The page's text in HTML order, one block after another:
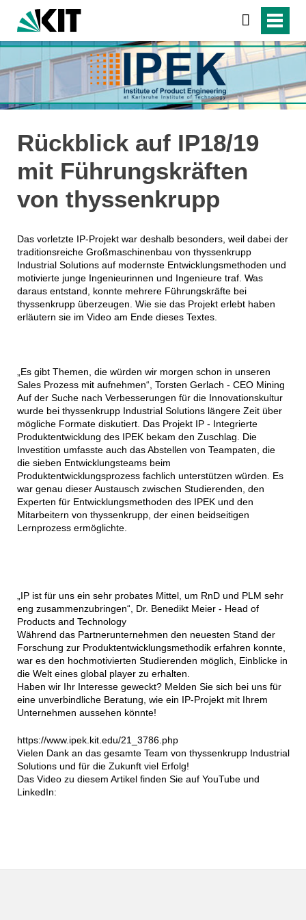
Rückblick auf IP18/19
mit Führungskräften
von thyssenkrupp
Das vorletzte IP-Projekt war deshalb besonders, weil dabei der
traditionsreiche Großmaschinenbau von thyssenkrupp
Industrial Solutions auf modernste Entwicklungsmethoden und
motivierte junge Ingenieurinnen und Ingenieure traf. Was
daraus entstand, konnte mehrere Führungskräfte bei
thyssenkrupp überzeugen. Wie sie das Projekt erlebt haben
erläutern sie im Video am Ende dieses Textes.
„Es gibt Themen, die würden wir morgen schon in unseren
Sales Prozess mit aufnehmen“, Torsten Gerlach - CEO Mining
Auf der Suche nach Verbesserungen für die Innovationskultur
wurde bei thyssenkrupp Industrial Solutions längere Zeit über
mögliche Formate diskutiert. Das Projekt IP - Integrierte
Produktentwicklung des IPEK bekam den Zuschlag. Die
Investition umfasste auch das Abstellen von Teampaten, die
die sieben Entwicklungsteams beim
Produktentwicklungsprozess fachlich unterstützen würden. Es
war genau dieser Austausch zwischen Studierenden, den
Experten für Entwicklungsmethoden des IPEK und den
Mitarbeitern von thyssenkrupp, der einen beidseitigen
Lernprozess ermöglichte.
„IP ist für uns ein sehr probates Mittel, um RnD und PLM sehr
eng zusammenzubringen“, Dr. Benedikt Meier - Head of
Products and Technology
Während das Partnerunternehmen den neuesten Stand der
Forschung zur Produktentwicklungsmethodik erfahren konnte,
war es den hochmotivierten Studierenden möglich, Einblicke in
die Welt eines global player zu erhalten.
Haben wir Ihr Interesse geweckt? Melden Sie sich bei uns für
eine unverbindliche Beratung, wie ein IP-Projekt mit Ihrem
Unternehmen aussehen könnte!
https://www.ipek.kit.edu/21_3786.php
Vielen Dank an das gesamte Team von thyssenkrupp Industrial
Solutions und für die Zukunft viel Erfolg!
Das Video zu diesem Artikel finden Sie auf YouTube und
LinkedIn: